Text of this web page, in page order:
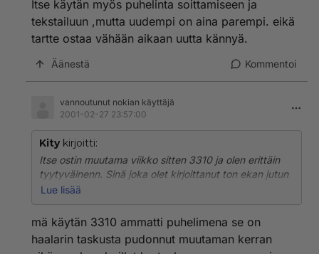
Itse käytän myös puhelinta soittamiseen ja
tekstailuun ,mutta uudempi on aina parempi. eikä
tartte ostaa vähään aikaan uutta kännyä.
Äänestä Kommentoi
vannoutunut nokian käyttäjä
2001-02-27 23:57:00
Kitykirjoitti:
Itse ostin muutama viikko sitten 3310 ja olen erittäin
tyytyväinenn. Sinä joka olet kirjoittanut ton ekan jutun
kullostat kain pikku lapselta joka on katellinen kaverille
soittamiseen ja tekstailuun ,mutta uudempi on aina
parempi. eikä tartte ostaa vähään aikaan uutta
kännyä.
Lue lisää
mä käytän 3310 ammatti puhelimena se on
haalarin taskusta pudonnut muutaman kerran